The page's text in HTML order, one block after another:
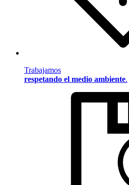
Trabajamos
respetando el medio ambiente.